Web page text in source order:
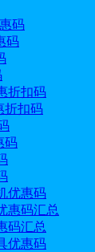
码
码
折扣码
折扣码
码
优惠码
惠码汇总
码汇总
优惠码
荐哪款